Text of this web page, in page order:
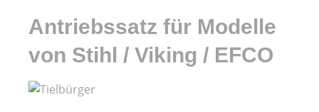
Antriebssatz für Modelle
von Stihl / Viking / EFCO